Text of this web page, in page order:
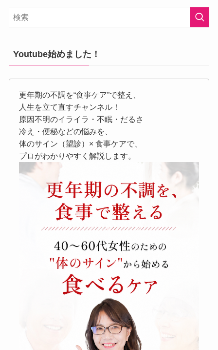
Youtube始めました！
更年期の不調を“食事ケア”で整え、
人生を立て直すチャンネル！
原因不明のイライラ・不眠・だるさ
冷え・便秘などの悩みを、
体のサイン（望診）× 食事ケアで、
プロがわかりやすく解説します。